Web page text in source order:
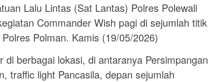
Lalu Lintas (Sat Lantas) Polres Polewali
Commander Wish pagi di sejumlah titik
Polman. Kamis (19/05/2026)
di berbagai lokasi, di antaranya Persimpangan
traffic light Pancasila, depan sejumlah